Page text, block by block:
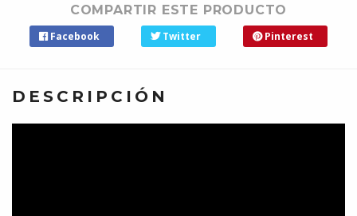
COMPARTIR ESTE PRODUCTO
Facebook Twitter Pinterest
DESCRIPCIÓN